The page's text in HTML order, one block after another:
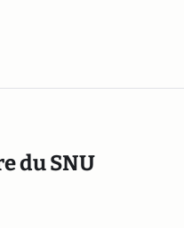
du SNU